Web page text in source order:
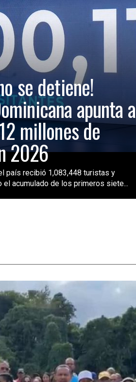
se detiene!
apunta a
millones de
2026
país recibió 1,083,448 turistas y
acumulado de los primeros siete...